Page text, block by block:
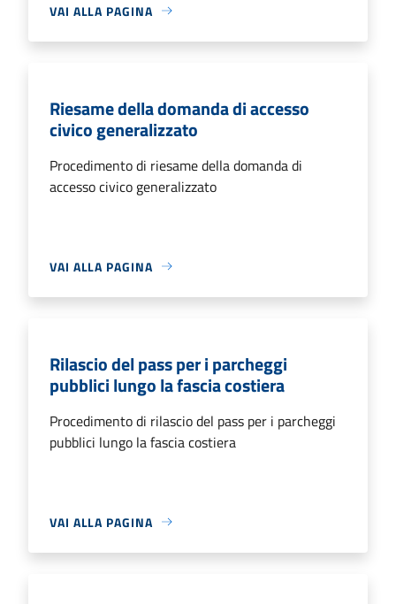
VAI ALLA PAGINA
Riesame della domanda di accesso
civico generalizzato
Procedimento di riesame della domanda di
accesso civico generalizzato
VAI ALLA PAGINA
Rilascio del pass per i parcheggi
pubblici lungo la fascia costiera
Procedimento di rilascio del pass per i parcheggi
pubblici lungo la fascia costiera
VAI ALLA PAGINA